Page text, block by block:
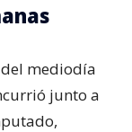
mediodía
junto a